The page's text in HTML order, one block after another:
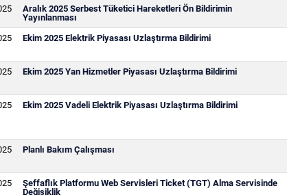
Aralık 2025 Serbest Tüketici Hareketleri Ön Bildirimin
Yayınlanması
Ekim 2025 Elektrik Piyasası Uzlaştırma Bildirimi
Ekim 2025 Yan Hizmetler Piyasası Uzlaştırma Bildirimi
Ekim 2025 Vadeli Elektrik Piyasası Uzlaştırma Bildirimi
Planlı Bakım Çalışması
Şeffaflık Platformu Web Servisleri Ticket (TGT) Alma Servisinde
Değişiklik